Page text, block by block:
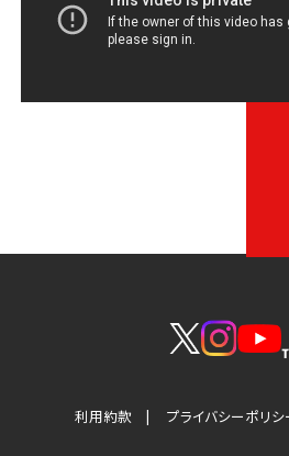
利用約款 プライバシーポリシ